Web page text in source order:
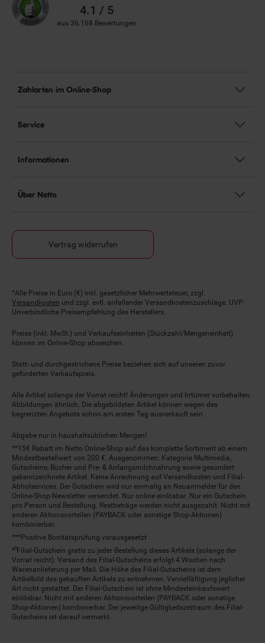
Bewertungen4.1 / 5
aus 36.168 Bewertungen
Zahlarten im Online-Shop
Service
Informationen
Über Netto
Vertrag widerrufen
Fußnoten
*Alle Preise in Euro (€) inkl. gesetzlicher Mehrwertsteuer, zzgl.
Versandkosten und zzgl. evtl. anfallender Versandkostenzuschläge. UVP:
Unverbindliche Preisempfehlung des Herstellers.
Preise (inkl. MwSt.) und Verkaufseinheiten (Stückzahl/Mengeneinheit)
können im Online-Shop abweichen.
Statt- und durchgestrichene Preise beziehen sich auf unseren zuvor
geforderten Verkaufspreis.
Alle Artikel solange der Vorrat reicht! Änderungen und Irrtümer vorbehalten.
Abbildungen ähnlich. Die abgebildeten Artikel können wegen des
begrenzten Angebots schon am ersten Tag ausverkauft sein.
Abgabe nur in haushaltsüblichen Mengen!
**15€ Rabatt im Netto Online-Shop auf das komplette Sortiment ab einem
Mindestbestellwert von 200 €. Ausgenommen: Kategorie Multimedia,
Gutscheine, Bücher und Pre- & Anfangsmilchnahrung sowie gesondert
gekennzeichnete Artikel. Keine Anrechnung auf Versandkosten und Filial-
Abholservices. Der Gutschein wird nur einmalig an Neuanmelder für den
Online-Shop-Newsletter versendet. Nur online einlösbar. Nur ein Gutschein
pro Person und Bestellung. Restbeträge werden nicht ausgezahlt. Nicht mit
anderen Aktionsvorteilen (PAYBACK oder sonstige Shop-Aktionen)
kombinierbar.
***Positive Bonitätsprüfung vorausgesetzt
²⁰Filial-Gutschein gratis zu jeder Bestellung dieses Artikels (solange der
Vorrat reicht). Versand des Filial-Gutscheins erfolgt 4 Wochen nach
Warenanlieferung per Mail. Die Höhe des Filial-Gutscheins ist dem
Artikelbild des gekauften Artikels zu entnehmen. Vervielfältigung jeglicher
Art nicht gestattet. Der Filial-Gutschein ist ohne Mindesteinkaufswert
einlösbar. Nicht mit anderen Aktionsvorteilen (PAYBACK oder sonstige
Shop-Aktionen) kombinierbar. Der jeweilige Gültigkeitszeitraum des Filial-
Gutscheins ist darauf vermerkt.